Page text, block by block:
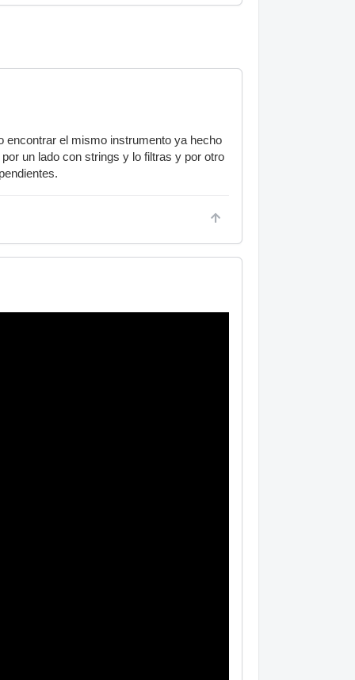
encontrar el mismo instrumento ya hecho
un lado con strings y lo filtras y por otro